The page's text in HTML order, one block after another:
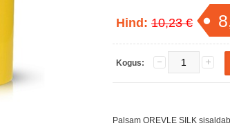
Hind: 10,23 €
Kogus:
Palsam OREVLE SILK